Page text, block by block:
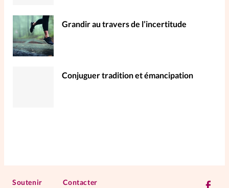
Grandir au travers de l’incertitude
Conjuguer tradition et émancipation
Soutenir Contacter